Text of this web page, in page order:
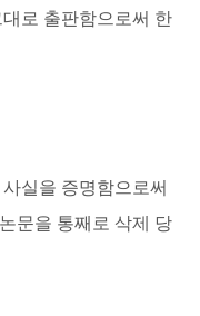
로 출판함으로써 한
실을 증명함으로써
문을 통째로 삭제 당